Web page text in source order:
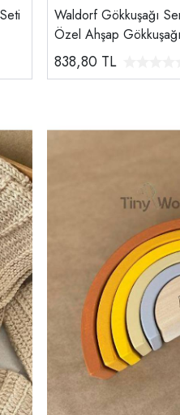
Waldorf Gökkuşağı
Özel Ahşap
838,80 TL